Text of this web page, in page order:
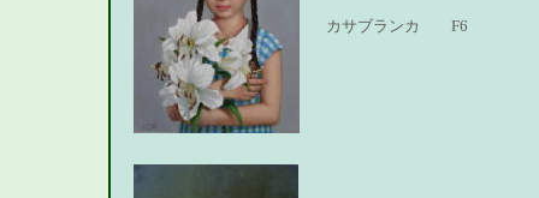
カサブランカ F6